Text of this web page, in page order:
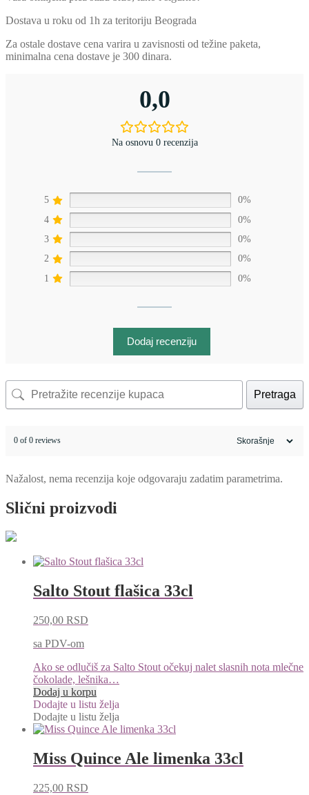
Dostava u roku od 1h za teritoriju Beograda
Za ostale dostave cena varira u zavisnosti od težine paketa,
minimalna cena dostave je 300 dinara.
0,0
Na osnovu 0 recenzija
5
0%
4
0%
3
0%
2
0%
1
0%
Dodaj recenziju
Pretraga
0 of 0 reviews
Nažalost, nema recenzija koje odgovaraju zadatim parametrima.
Slični proizvodi
Salto Stout flašica 33cl
250,00 RSD
sa PDV-om
Ako se odlučiš za Salto Stout očekuj nalet slasnih nota mlečne
čokolade, lešnika…
Dodaj u korpu
Dodajte u listu želja
Dodajte u listu želja
Miss Quince Ale limenka 33cl
225,00 RSD